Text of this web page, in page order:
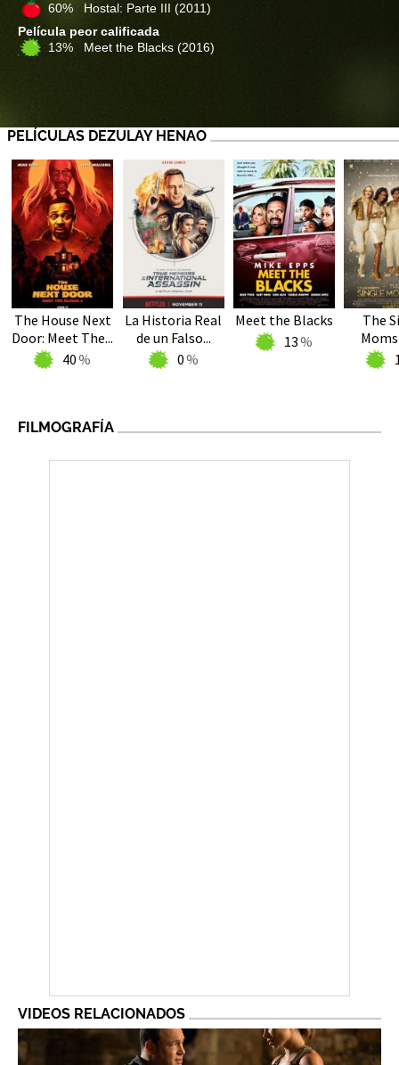
60% Hostal: Parte III (2011)
Película peor calificada
13% Meet the Blacks (2016)
PELÍCULAS DEZULAY HENAO
The House Next
Door: Meet The...
40
La Historia Real
de un Falso...
0
Meet the Blacks
13
The
FILMOGRAFÍA
VIDEOS RELACIONADOS